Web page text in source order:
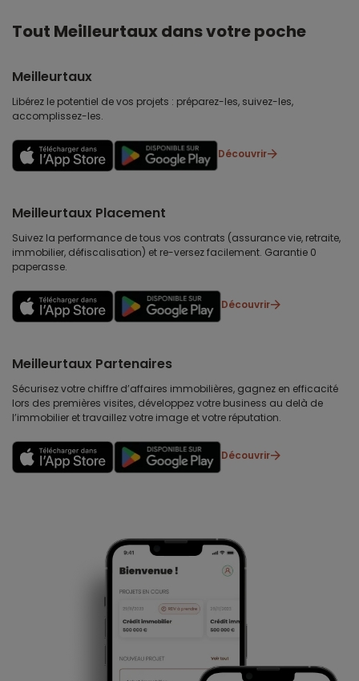
Tout Meilleurtaux dans votre poche
Meilleurtaux
Libérez le potentiel de vos projets : préparez-les, suivez-les,
accomplissez-les.
Découvrir
Meilleurtaux Placement
Suivez la performance de tous vos contrats (assurance vie, retraite,
immobilier, défiscalisation) et re-versez facilement. Garantie 0
paperasse.
Découvrir
Meilleurtaux Partenaires
Sécurisez votre chiffre d’affaires immobilières, gagnez en efficacité
lors des premières visites, développez votre business au delà de
l’immobilier et travaillez votre image et votre réputation.
Découvrir